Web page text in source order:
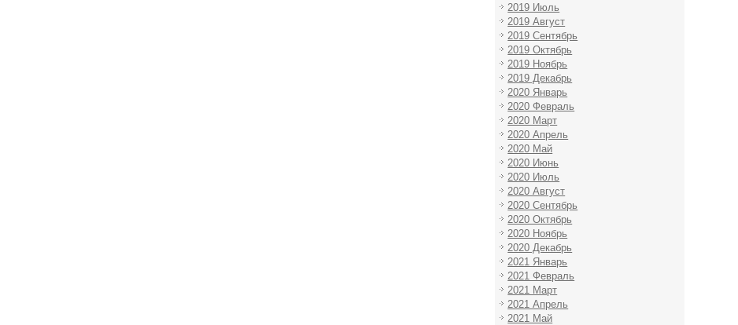
2019 Июль
2019 Август
2019 Сентябрь
2019 Октябрь
2019 Ноябрь
2019 Декабрь
2020 Январь
2020 Февраль
2020 Март
2020 Апрель
2020 Май
2020 Июнь
2020 Июль
2020 Август
2020 Сентябрь
2020 Октябрь
2020 Ноябрь
2020 Декабрь
2021 Январь
2021 Февраль
2021 Март
2021 Апрель
2021 Май